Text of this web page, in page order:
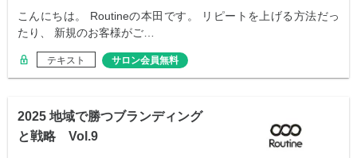
こんにちは。 Routineの本田です。 リピートを上げる方法だっ
たり、 新規のお客様がご…
テキスト サロン会員無料
2025 地域で勝つブランディング
と戦略 Vol.9